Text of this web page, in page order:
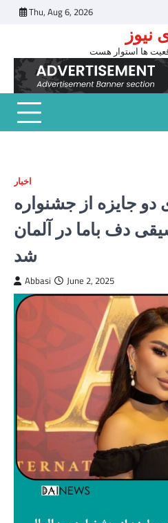
Thu, Aug 6, 2026
نیوز
ها استوار هست
اخبار
دو جایزه‌ از جشنواره
دف باما در آلمان
شد
Abbasi June 2, 2025